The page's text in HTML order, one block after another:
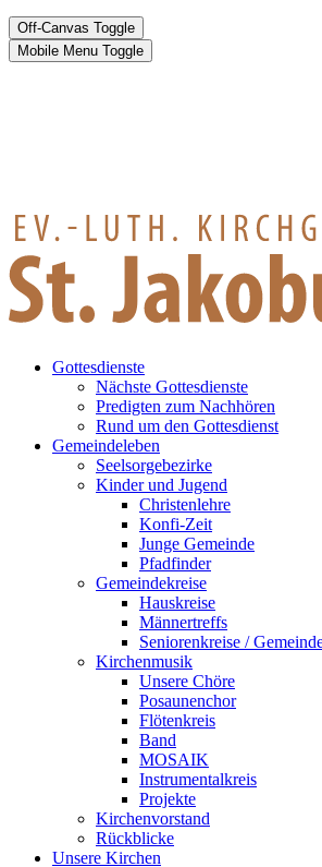
Off-Canvas Toggle
Mobile Menu Toggle
Gottesdienste
Nächste Gottesdienste
Predigten zum Nachhören
Rund um den Gottesdienst
Gemeindeleben
Seelsorgebezirke
Kinder und Jugend
Christenlehre
Konfi-Zeit
Junge Gemeinde
Pfadfinder
Gemeindekreise
Hauskreise
Männertreffs
Seniorenkreise /
Kirchenmusik
Unsere Chöre
Posaunenchor
Flötenkreis
Band
MOSAIK
Instrumentalkreis
Projekte
Kirchenvorstand
Rückblicke
Unsere Kirchen